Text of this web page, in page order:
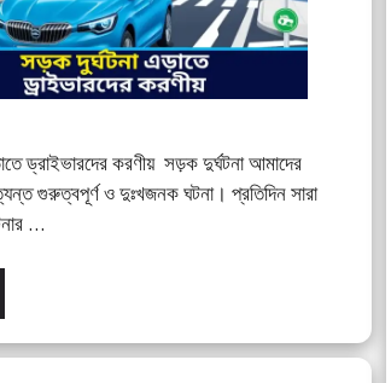
ড্রাইভারদের করণীয় সড়ক দুর্ঘটনা আমাদের
গুরুত্বপূর্ণ ও দুঃখজনক ঘটনা। প্রতিদিন সারা
…